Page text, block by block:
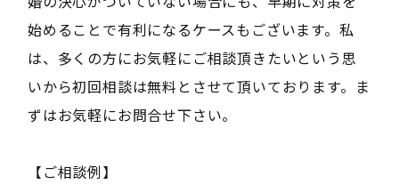
始めることで有利になるケースもございます。私
は、多くの方にお気軽にご相談頂きたいという思
いから初回相談は無料とさせて頂いております。ま
ずはお気軽にお問合せ下さい。
【ご相談例】